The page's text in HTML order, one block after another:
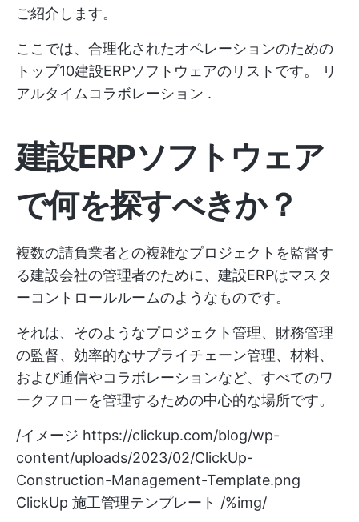
ご紹介します。
ここでは、合理化されたオペレーションのための
トップ10建設ERPソフトウェアのリストです。
リ
アルタイムコラボレーション .
建設ERPソフトウェア
で何を探すべきか？
複数の請負業者との複雑なプロジェクトを監督す
る建設会社の管理者のために、建設ERPはマスタ
ーコントロールルームのようなものです。
それは、そのようなプロジェクト管理、財務管理
の監督、効率的なサプライチェーン管理、材料、
および通信やコラボレーションなど、すべてのワ
ークフローを管理するための中心的な場所です。
/イメージ https://clickup.com/blog/wp-
content/uploads/2023/02/ClickUp-
Construction-Management-Template.png
ClickUp 施工管理テンプレート /%img/